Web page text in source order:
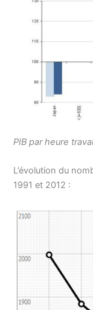
PIB par heure
L’évolution du
1991 et 2012 :